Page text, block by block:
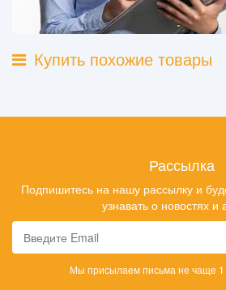
Купить похожие товары
Рассылка
Подпишитесь на нашу рассылку и
узнавать о новостях и
Мы присылаем письма не чаще 1